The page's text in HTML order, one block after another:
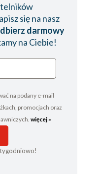
się na nasz
darmowy
na Ciebie!
na podany e-mail
promocjach oraz
więcej »